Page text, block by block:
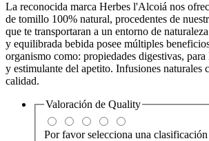
La reconocida marca Herbes l'Alcoiá nos
de tomillo 100% natural, procedentes de
que te transportaran a un entorno de
y equilibrada bebida posee múltiples
organismo como: propiedades digestivas,
y estimulante del apetito. Infusiones naturales
calidad.
Valoración de Quality
Por favor selecciona una clasificación